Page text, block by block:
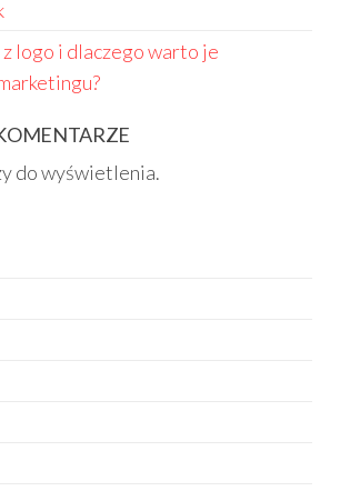
z logo i dlaczego warto je
do wyświetlenia.